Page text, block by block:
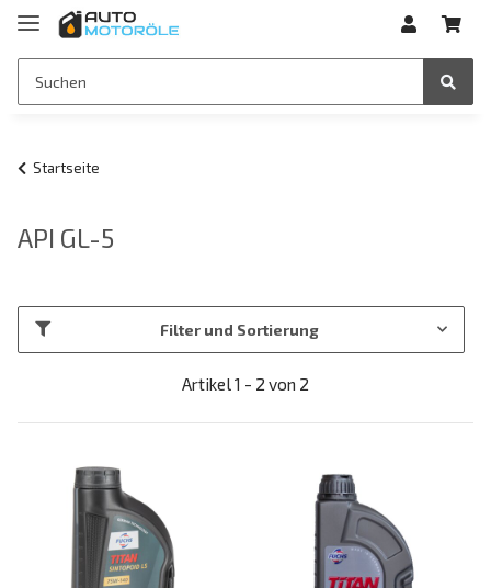
Startseite
API GL-5
Filter und Sortierung
Artikel 1 - 2 von 2